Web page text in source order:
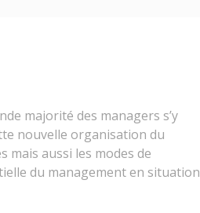
majorité des managers s’y
nouvelle organisation du
aussi les modes de
du management en situation